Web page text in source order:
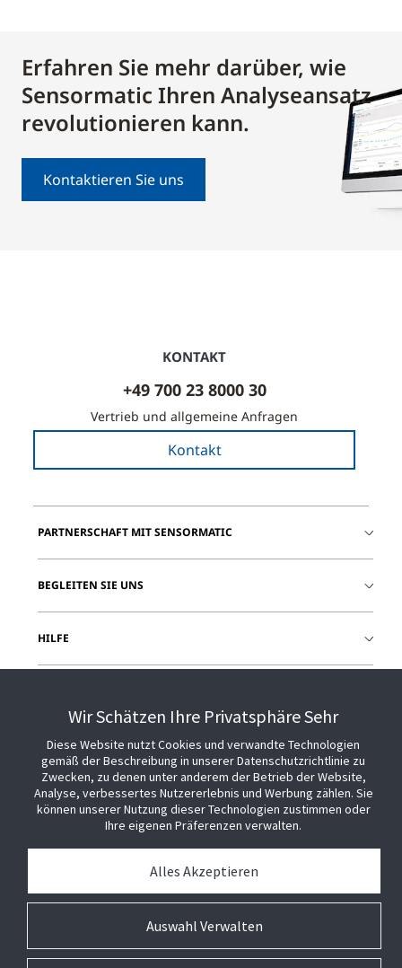
Erfahren Sie mehr darüber, wie
Sensormatic Ihren Analyseansatz
revolutionieren kann.
Kontaktieren Sie uns
KONTAKT
+49 700 23 8000 30
Vertrieb und allgemeine Anfragen
Kontakt
PARTNERSCHAFT MIT SENSORMATIC
BEGLEITEN SIE UNS
HILFE
© 2026 Johnson Controls. Alle Rechte vorbehalten.
Wir Schätzen Ihre Privatsphäre Sehr
Diese Website nutzt Cookies und verwandte Technologien
gemäß der Beschreibung in unserer Datenschutzrichtlinie zu
Zwecken, zu denen unter anderem der Betrieb der Website,
Analyse, verbessertes Nutzererlebnis und Werbung zählen. Sie
können unserer Nutzung dieser Technologien zustimmen oder
Ihre eigenen Präferenzen verwalten.
Auswahl Verwalten
Alles Akzeptieren